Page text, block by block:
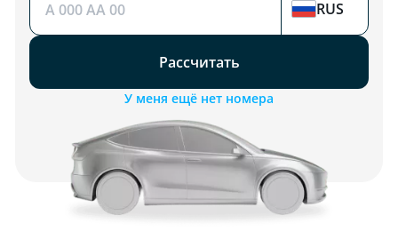
A 000 AA 00 RUS
Рассчитать
У меня ещё нет номера